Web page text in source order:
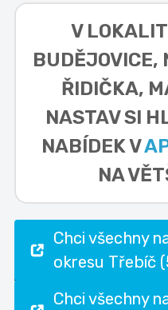
V
BUDĚJOVICE,
ŘIDIČKA,
NASTAV SI
NABÍDEK V
NA
Chci všechny
okresu Třebíč
Chci všechny